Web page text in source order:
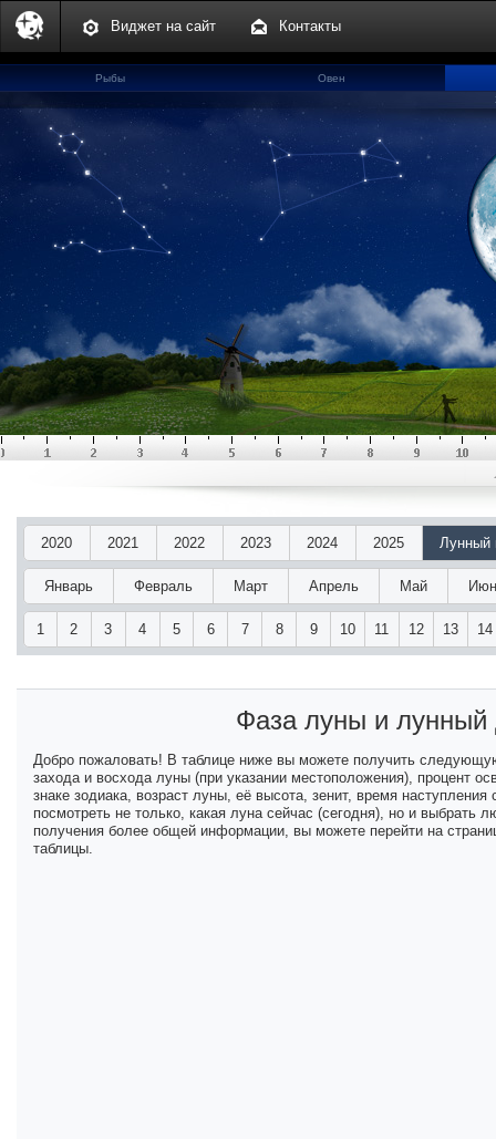
Виджет на сайт Контакты
Рыбы
Овен
2020 2021 2022 2023 2024 2025 Лунный
Январь Февраль Март Апрель Май
1 2 3 4 5 6 7 8 9 10 11 12 13 14
Фаза луны и
Добро пожаловать! В таблице ниже вы можете получить
захода и восхода луны (при указании местоположения), процент
знаке зодиака, возраст луны, её высота, зенит, время
посмотреть не только, какая луна сейчас (сегодня), но и
получения более общей информации, вы можете перейти на
таблицы.